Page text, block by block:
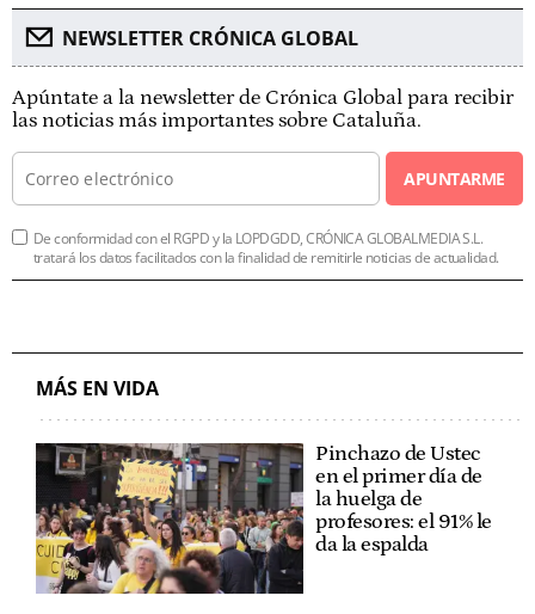
NEWSLETTER CRÓNICA GLOBAL
Apúntate a la newsletter de Crónica Global para recibir
las noticias más importantes sobre Cataluña.
APUNTARME
De conformidad con el RGPD y la LOPDGDD, CRÓNICA GLOBALMEDIA S.L.
tratará los datos facilitados con la finalidad de remitirle noticias de actualidad.
MÁS EN VIDA
Pinchazo de Ustec
en el primer día de
la huelga de
profesores: el 91% le
da la espalda